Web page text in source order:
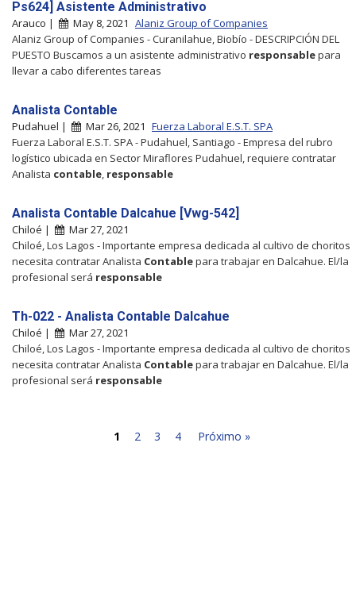
Ps624] Asistente Administrativo
Arauco | May 8, 2021 Alaniz Group of Companies
Alaniz Group of Companies - Curanilahue, Biobío - DESCRIPCIÓN DEL
PUESTO Buscamos a un asistente administrativo responsablepara
llevar a cabo diferentes tareas
Analista Contable
Pudahuel | Mar 26, 2021 Fuerza Laboral E.S.T. SPA
Fuerza Laboral E.S.T. SPA - Pudahuel, Santiago - Empresa del rubro
logístico ubicada en Sector Miraflores Pudahuel, requiere contratar
Analista contable responsable
Analista Contable Dalcahue [Vwg-542]
Chiloé |
Mar 27, 2021
Chiloé, Los Lagos - Importante empresa dedicada al cultivo de choritos
necesita contratar Analista Contablepara trabajar en Dalcahue. El/la
profesional será responsable
Th-022 - Analista Contable Dalcahue
Chiloé |
Mar 27, 2021
Chiloé, Los Lagos - Importante empresa dedicada al cultivo de choritos
necesita contratar Analista Contablepara trabajar en Dalcahue. El/la
profesional será responsable
1 2 3 4 Próximo »